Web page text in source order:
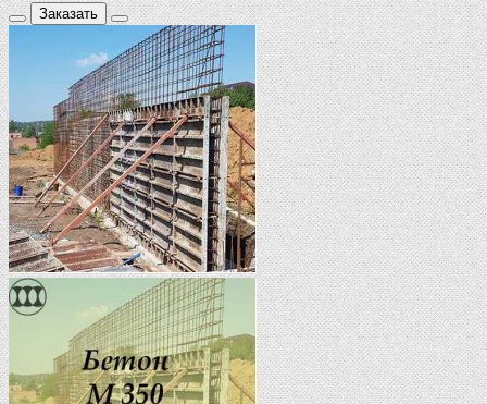
Заказать